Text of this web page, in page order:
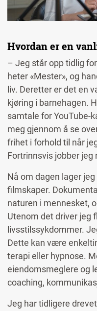
Hvordan er en
– Jeg står opp tidlig
heter «Mester», og
liv. Deretter er det en
kjøring i barnehagen.
samtale for YouTube-
meg gjennom å se
frihet i forhold til når
Fortrinnsvis jobber jeg
Nå om dagen lager
filmskaper.
naturen i mennesket,
Utenom det driver jeg
livsstilssykdommer.
Dette kan være
terapi eller hypnose.
eiendomsmeglere og
coaching,
Jeg har tidligere